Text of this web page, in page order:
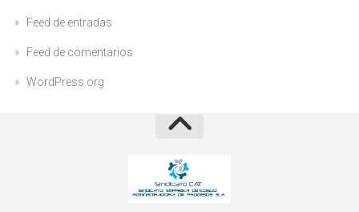
Feed de entradas
Feed de comentarios
WordPress.org